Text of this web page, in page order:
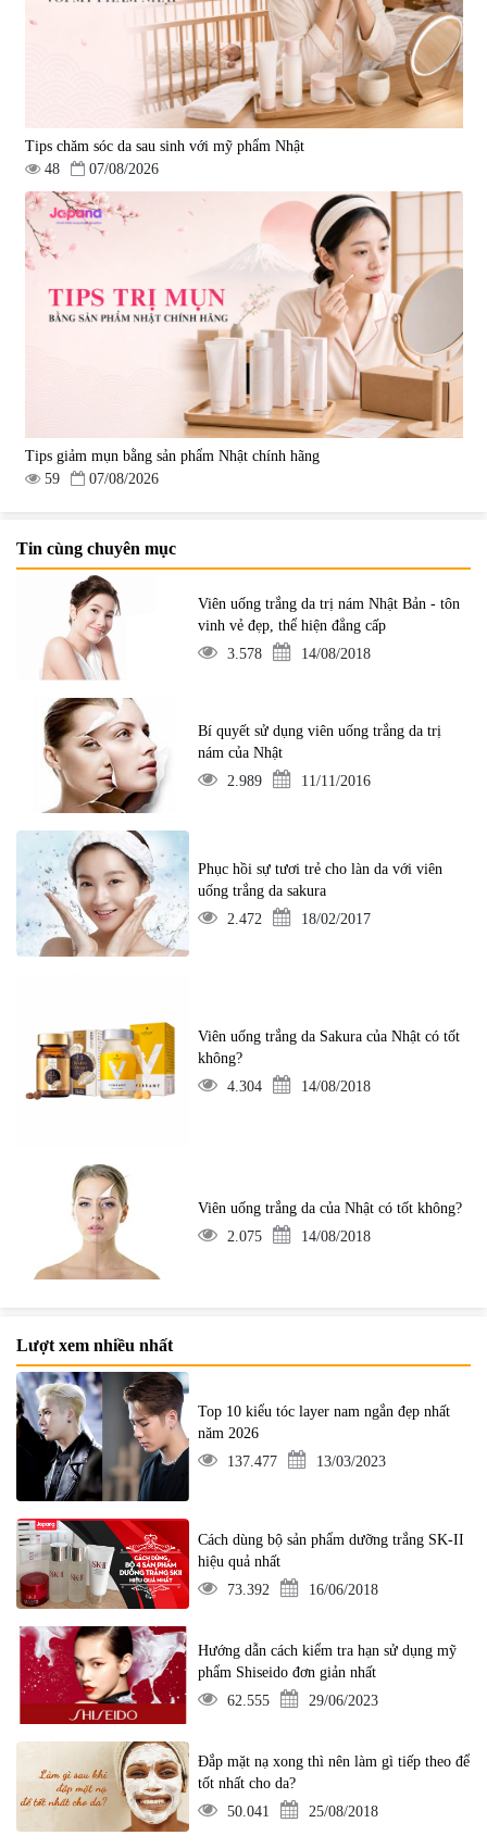
Tips chăm sóc da sau sinh với mỹ phẩm Nhật
48
07/08/2026
Tips giảm mụn bằng sản phẩm Nhật chính hãng
59
07/08/2026
Tin cùng chuyên mục
Viên uống trắng da trị nám Nhật Bản - tôn
vinh vẻ đẹp, thể hiện đẳng cấp
3.578
14/08/2018
Bí quyết sử dụng viên uống trắng da trị
nám của Nhật
2.989
11/11/2016
Phục hồi sự tươi trẻ cho làn da với viên
uống trắng da sakura
2.472
18/02/2017
Viên uống trắng da Sakura của Nhật có tốt
không?
4.304
14/08/2018
Viên uống trắng da của Nhật có tốt không?
2.075
14/08/2018
Lượt xem nhiều nhất
Top 10 kiểu tóc layer nam ngắn đẹp nhất
năm 2026
137.477
13/03/2023
Cách dùng bộ sản phẩm dưỡng trắng SK-II
hiệu quả nhất
73.392
16/06/2018
Hướng dẫn cách kiểm tra hạn sử dụng mỹ
phẩm Shiseido đơn giản nhất
62.555
29/06/2023
Đắp mặt nạ xong thì nên làm gì tiếp theo để
tốt nhất cho da?
50.041
25/08/2018